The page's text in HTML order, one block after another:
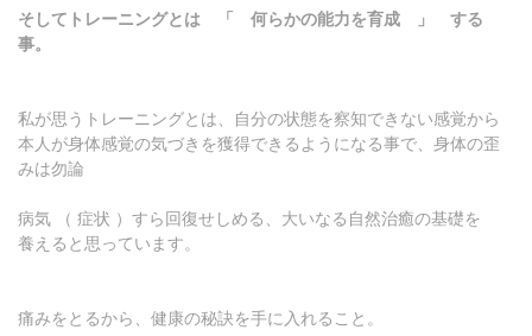
そしてトレーニングとは 「 何らかの能力を育成 」 する
事。
私が思うトレーニングとは、自分の状態を察知できない感覚から
本人が身体感覚の気づきを獲得できるようになる事で、身体の歪
みは勿論
病気 （ 症状 ）すら回復せしめる、大いなる自然治癒の基礎を
養えると思っています。
痛みをとるから、健康の秘訣を手に入れること。